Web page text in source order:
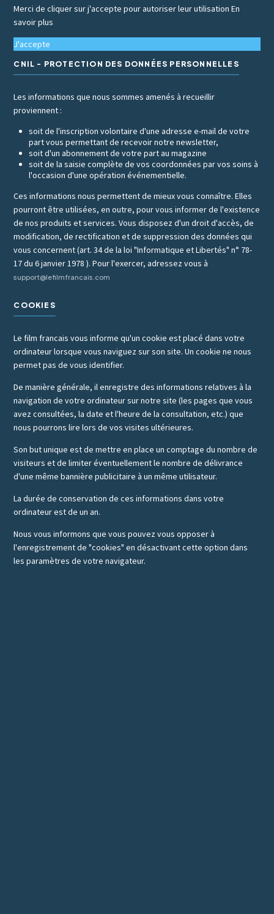
Merci de cliquer sur j'accepte pour autoriser leur utilisationEn
savoir plus
J'accepte
CNIL - PROTECTION DES DONNÉES PERSONNELLES
Les informations que nous sommes amenés à recueillir
proviennent :
soit de l'inscription volontaire d'une adresse e-mail de votre
part vous permettant de recevoir notre newsletter,
soit d'un abonnement de votre part au magazine
soit de la saisie complète de vos coordonnées par vos soins à
l'occasion d'une opération événementielle.
Ces informations nous permettent de mieux vous connaître. Elles
pourront être utilisées, en outre, pour vous informer de l'existence
de nos produits et services. Vous disposez d'un droit d'accès, de
modification, de rectification et de suppression des données qui
vous concernent (art. 34 de la loi "Informatique et Libertés" n° 78-
17 du 6 janvier 1978 ). Pour l'exercer, adressez vous à
support@lefilmfrancais.com
COOKIES
Le film francais vous informe qu'un cookie est placé dans votre
ordinateur lorsque vous naviguez sur son site. Un cookie ne nous
permet pas de vous identifier.
De manière générale, il enregistre des informations relatives à la
navigation de votre ordinateur sur notre site (les pages que vous
avez consultées, la date et l'heure de la consultation, etc.) que
nous pourrons lire lors de vos visites ultérieures.
Son but unique est de mettre en place un comptage du nombre de
visiteurs et de limiter éventuellement le nombre de délivrance
d'une même bannière publicitaire à un même utilisateur.
La durée de conservation de ces informations dans votre
ordinateur est de un an.
Nous vous informons que vous pouvez vous opposer à
l'enregistrement de "cookies" en désactivant cette option dans
les paramètres de votre navigateur.